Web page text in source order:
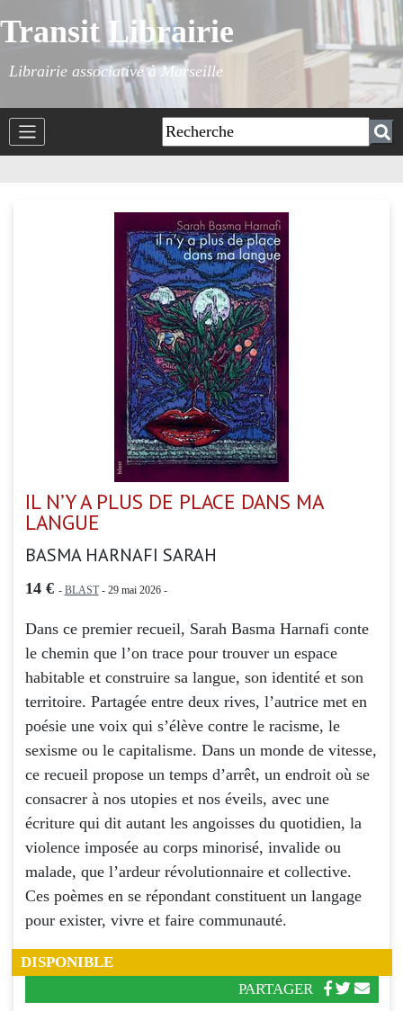
Transit Librairie
Librairie associative à Marseille
IL N’Y A PLUS DE PLACE DANS MA
LANGUE
BASMA HARNAFI SARAH
14 € - BLAST- 29 mai 2026 -
Dans ce premier recueil, Sarah Basma Harnafi conte
le chemin que l’on trace pour trouver un espace
habitable et construire sa langue, son identité et son
territoire. Partagée entre deux rives, l’autrice met en
poésie une voix qui s’élève contre le racisme, le
sexisme ou le capitalisme. Dans un monde de vitesse,
ce recueil propose un temps d’arrêt, un endroit où se
consacrer à nos utopies et nos éveils, avec une
écriture qui dit autant les angoisses du quotidien, la
violence imposée au corps minorisé, invalide ou
malade, que l’ardeur révolutionnaire et collective.
Ces poèmes en se répondant constituent un langage
pour exister, vivre et faire communauté.
DISPONIBLE
PARTAGER